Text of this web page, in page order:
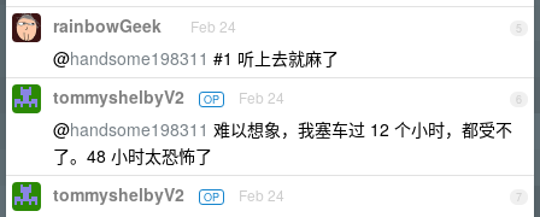
5
rainbowGeek Feb 24
@handsome198311 #1 听上去就麻了
6
tommyshelbyV2 OP Feb 24
@handsome198311 难以想象，我塞车过 12 个小时，都受不
了。48 小时太恐怖了
7
tommyshelbyV2 OP Feb 24